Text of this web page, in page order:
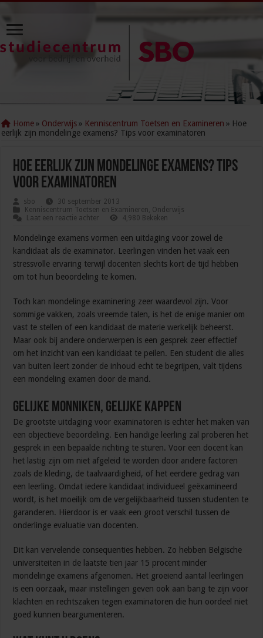
Home » Onderwijs » Kenniscentrum Toetsen en Examineren » Hoe
eerlijk zijn mondelinge examens? Tips voor examinatoren
Hoe eerlijk zijn mondelinge examens? Tips
voor examinatoren
sbo
30 september 2013
Kenniscentrum Toetsen en Examineren, Onderwijs
Laat een reactie achter
4,980 Bekeken
Mondelinge examens vormen een uitdaging voor zowel de
kandidaat als de examinator. Leerlingen vinden het vaak een
stressvolle ervaring terwijl docenten slechts kort de tijd hebben
om tot hun beoordeling te komen.
Toch kan mondelinge examinering zeer waardevol zijn. Voor
sommige vakken, zoals vreemde talen, is het de enige manier om
vast te stellen of een kandidaat de materie werkelijk beheerst.
Maar ook bij andere onderwerpen is een gesprek zeer effectief
om het inzicht van een kandidaat te peilen. Een student die alles
van buiten leert zonder de inhoud echt te begrijpen, valt tijdens
een mondeling examen door de mand.
Gelijke monniken, gelijke kappen
De grootste uitdaging voor examinatoren is echter het maken van
een objectieve beoordeling. Een handige leerling zal proberen het
gesprek in een bepaalde richting te sturen. Voor een docent kan
het lastig zijn om niet afgeleid te worden door andere factoren
zoals de kleding, de taalvaardigheid, of het eerdere gedrag van
een leerling. Omdat iedere kandidaat individueel geëxamineerd
wordt, is het moeilijk om de vergelijkbaarheid tussen studenten te
garanderen. Hierdoor is er vaak een groot verschil tussen de
onderlinge evaluatie van docenten.
Dit kan vervelende consequenties hebben. Zo hebben Belgische
universiteiten in de laatste tien jaar 15 procent minder
mondelinge examens afgenomen. Het groeiend aantal leerlingen
is een oorzaak, maar instellingen geven ook aan bang te zijn voor
klachten en rechtszaken tegen examinatoren die hun oordeel niet
goed kunnen beargumenteren.